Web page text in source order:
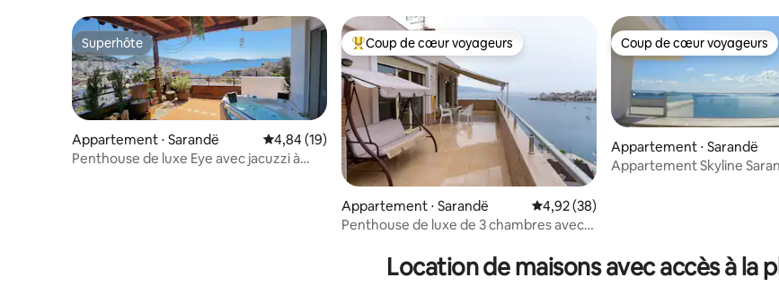
Superhôte
Superhôte
Appartement ⋅ Sarandë Évaluation moyenne sur la base de 19 commentaires : 4,84 sur 5
4,84 (19)
Penthouse de luxe Eye avec jacuzzi à
Coups de cœur voyageurs les plus appréciés
Coup de cœur voyageurs
Appartement ⋅ Sarandë Évaluation moyenne sur la base de 38
4,92 (38)
Penthouse de luxe de 3 chambres avec
Coup de cœur voyageurs
Coup de cœur voyageurs
Appartement ⋅ Sarandë
Appartement Skyline
Location de maisons avec accès à la